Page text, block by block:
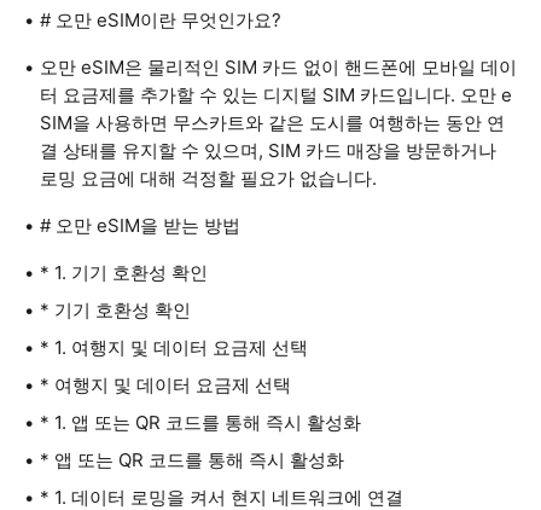
# 오만 eSIM이란 무엇인가요?
오만 eSIM은 물리적인 SIM 카드 없이 핸드폰에 모바일 데이
터 요금제를 추가할 수 있는 디지털 SIM 카드입니다. 오만 e
SIM을 사용하면 무스카트와 같은 도시를 여행하는 동안 연
결 상태를 유지할 수 있으며, SIM 카드 매장을 방문하거나
로밍 요금에 대해 걱정할 필요가 없습니다.
# 오만 eSIM을 받는 방법
* 1. 기기 호환성 확인
* 기기 호환성 확인
* 1. 여행지 및 데이터 요금제 선택
* 여행지 및 데이터 요금제 선택
* 1. 앱 또는 QR 코드를 통해 즉시 활성화
* 앱 또는 QR 코드를 통해 즉시 활성화
* 1. 데이터 로밍을 켜서 현지 네트워크에 연결